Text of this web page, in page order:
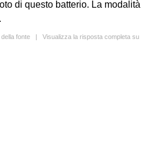
di questo batterio. La
fonte | Visualizza la risposta completa